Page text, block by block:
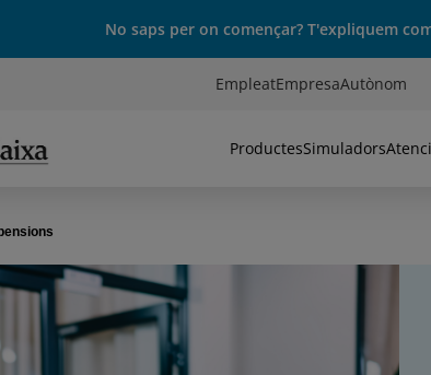
No saps per on començar? T'expliquem
EmpleatEmpresaAutònom
ProductesSimuladors